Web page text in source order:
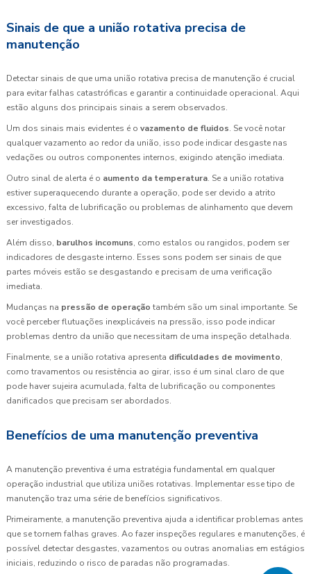
Sinais de que a união rotativa precisa de
manutenção
Detectar sinais de que uma união rotativa precisa de manutenção é crucial
para evitar falhas catastróficas e garantir a continuidade operacional. Aqui
estão alguns dos principais sinais a serem observados.
Um dos sinais mais evidentes é o vazamento de fluidos. Se você notar
qualquer vazamento ao redor da união, isso pode indicar desgaste nas
vedações ou outros componentes internos, exigindo atenção imediata.
Outro sinal de alerta é o aumento da temperatura. Se a união rotativa
estiver superaquecendo durante a operação, pode ser devido a atrito
excessivo, falta de lubrificação ou problemas de alinhamento que devem
ser investigados.
Além disso, barulhos incomuns, como estalos ou rangidos, podem ser
indicadores de desgaste interno. Esses sons podem ser sinais de que
partes móveis estão se desgastando e precisam de uma verificação
imediata.
Mudanças na pressão de operação também são um sinal importante. Se
você perceber flutuações inexplicáveis na pressão, isso pode indicar
problemas dentro da união que necessitam de uma inspeção detalhada.
Finalmente, se a união rotativa apresenta dificuldades de movimento,
como travamentos ou resistência ao girar, isso é um sinal claro de que
pode haver sujeira acumulada, falta de lubrificação ou componentes
danificados que precisam ser abordados.
Benefícios de uma manutenção preventiva
A manutenção preventiva é uma estratégia fundamental em qualquer
operação industrial que utiliza uniões rotativas. Implementar esse tipo de
manutenção traz uma série de benefícios significativos.
Primeiramente, a manutenção preventiva ajuda a identificar problemas antes
que se tornem falhas graves. Ao fazer inspeções regulares e manutenções, é
possível detectar desgastes, vazamentos ou outras anomalias em estágios
iniciais, reduzindo o risco de paradas não programadas.